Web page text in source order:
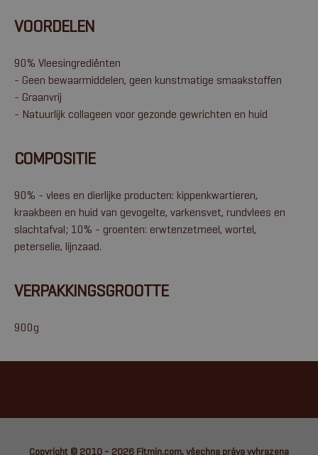
VOORDELEN
90% Vleesingrediënten
- Geen bewaarmiddelen, geen kunstmatige smaakstoffen
- Graanvrij
- Natuurlijk collageen voor gezonde gewrichten en huid
COMPOSITIE
90% - vlees en dierlijke producten: kippenkwartieren,
kraakbeen en huid van gevogelte, varkensvet, rundvlees en
slachtafval; 10% - groenten: erwtenzetmeel, wortel,
peterselie, lijnzaad.
VERPAKKINGSGROOTTE
900g
Copyright © 2010 - 2026 Fitmin.com, všechna práva vyhrazena